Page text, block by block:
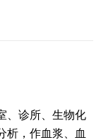
、诊所、生物化
析，作血浆、血